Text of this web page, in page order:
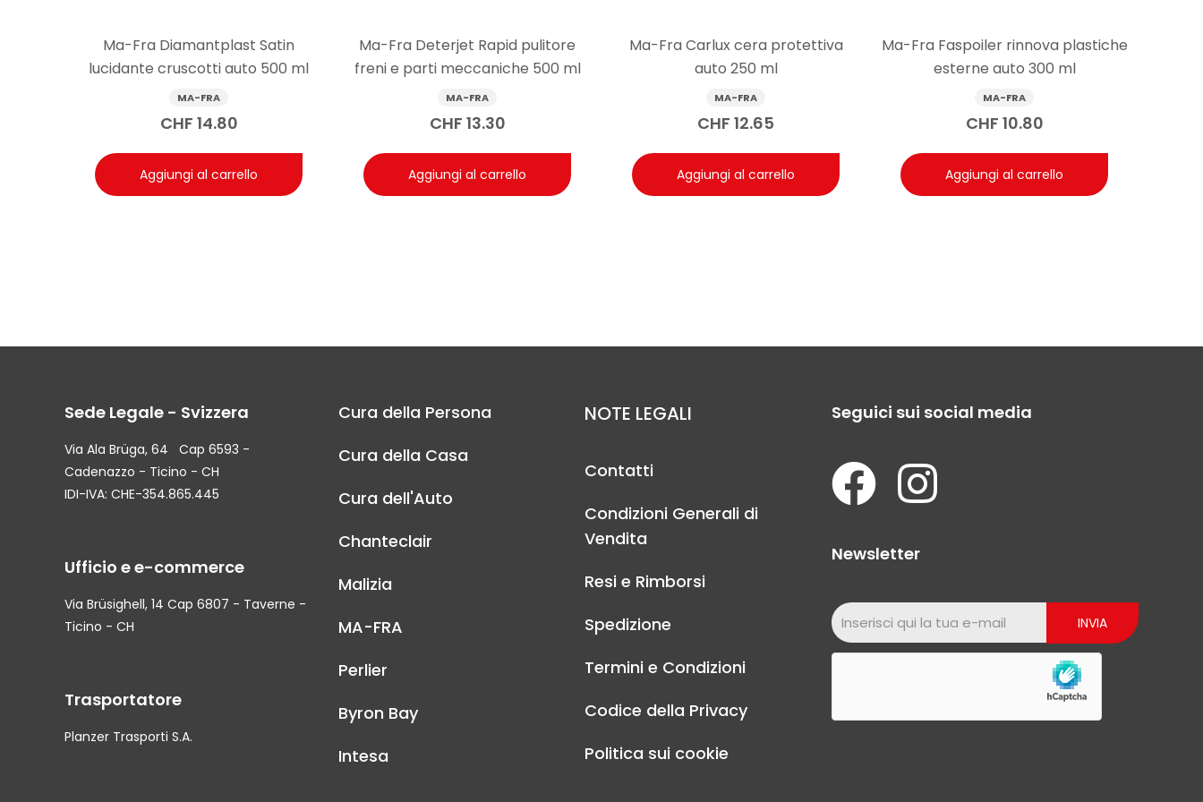
Ma-Fra Diamantplast Satin
lucidante cruscotti auto 500 ml
MA-FRA
CHF 14.80
Aggiungi al carrello
Ma-Fra Deterjet Rapid pulitore
freni e parti meccaniche 500 ml
MA-FRA
CHF 13.30
Aggiungi al carrello
Ma-Fra Carlux cera protettiva
auto 250 ml
MA-FRA
CHF 12.65
Aggiungi al carrello
Ma-Fra Faspoiler rinnova plastiche
esterne auto 300 ml
MA-FRA
CHF 10.80
Aggiungi al carrello
Sede Legale - Svizzera
Via Ala Brüga, 64 Cap 6593 -
Cadenazzo - Ticino - CH
IDI-IVA: CHE-354.865.445
Ufficio e e-commerce
Via Brüsighell, 14 Cap 6807 - Taverne -
Ticino - CH
Trasportatore
Planzer Trasporti S.A.
Cura della Persona
Cura della Casa
Cura dell'Auto
Chanteclair
Malizia
MA-FRA
Perlier
Byron Bay
Intesa
NOTE LEGALI
Contatti
Condizioni Generali di
Vendita
Resi e Rimborsi
Spedizione
Termini e Condizioni
Codice della Privacy
Politica sui cookie
Seguici sui social media
Newsletter